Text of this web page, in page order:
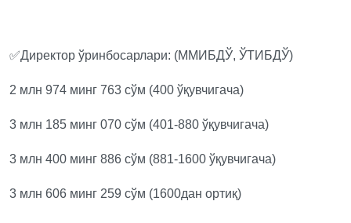
✅Директор ўринбосарлари: (ММИБДЎ, ЎТИБДЎ)
2 млн 974 минг 763 сўм (400 ўқувчигача)
3 млн 185 минг 070 сўм (401-880 ўқувчигача)
3 млн 400 минг 886 сўм (881-1600 ўқувчигача)
3 млн 606 минг 259 сўм (1600дан ортиқ)